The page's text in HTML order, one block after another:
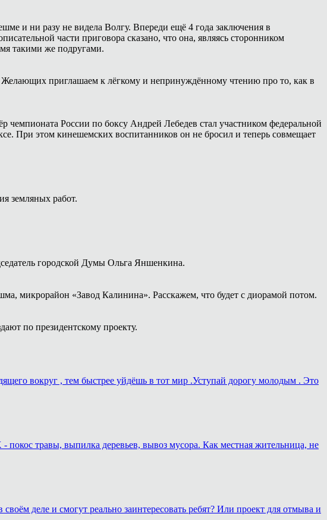
и ни разу не видела Волгу. Впереди ещё 4 года заключения в
части приговора сказано, что она, являясь сторонником
такими же подругами.
Желающих приглашаем к лёгкому и непринуждённому чтению про то, как в
чемпионата России по боксу Андрей Лебедев стал участником федеральной
При этом кинешемских воспитанников он не бросил и теперь совмещает
земляных работ.
городской Думы Ольга Яншенкина.
микрорайон «Завод Калинина». Расскажем, что будет с диорамой потом.
по президентскому проекту.
вокруг , тем быстрее уйдёшь в тот мир .Уступай дорогу молодым . Это
травы, выпилка деревьев, вывоз мусора. Как местная жительница, не
деле и смогут реально заинтересовать ребят? Или проект для отмыва и